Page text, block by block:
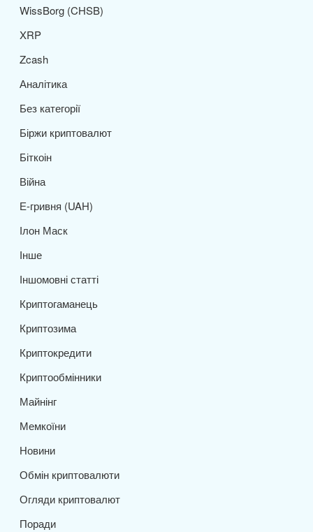
WissBorg (CHSB)
XRP
Zcash
Аналітика
Без категорії
Біржи криптовалют
Біткоін
Війна
Е-гривня (UAH)
Ілон Маск
Інше
Іншомовні статті
Криптогаманець
Криптозима
Криптокредити
Криптообмінники
Майнінг
Мемкоїни
Новини
Обмін криптовалюти
Огляди криптовалют
Поради